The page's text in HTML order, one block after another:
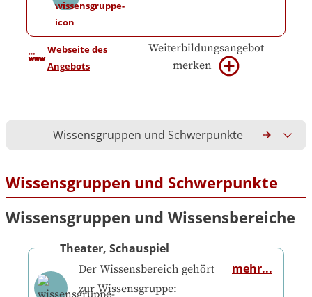
Webseite des
Angebots
Weiterbildungsangebot
merken
Wissensgruppen und Schwerpunkte
Wissensgruppen und Schwerpunkte
Wissensgruppen und Wissensbereiche
Theater, Schauspiel
Der Wissensbereich gehört
zur Wissensgruppe:
mehr...